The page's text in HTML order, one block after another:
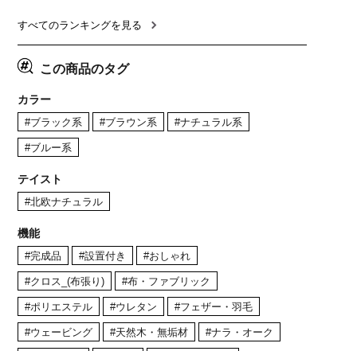
リア風 グレージュ
すべてのランキングを見る
この商品のタグ
カラー
#ブラック系 #ブラウン系 #ナチュラル系
#ブルー系
テイスト
#北欧ナチュラル
機能
#完成品 #設置付き #おしゃれ
#クロス_(布張り) #布・ファブリック
#ポリエステル #ウレタン #フェザー・羽毛
#ウェービング #天然木・無垢材 #ナラ・オーク